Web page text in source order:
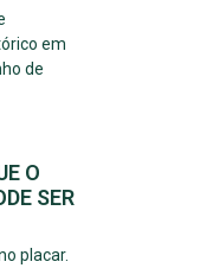
em
de
O
SER
placar.